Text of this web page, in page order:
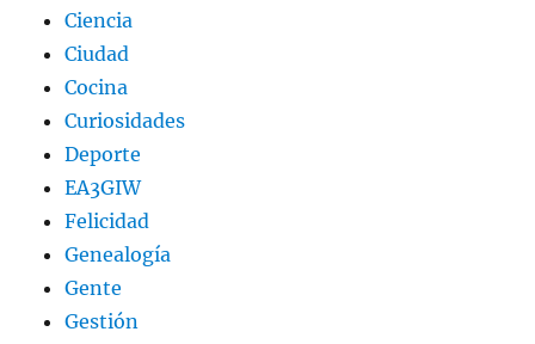
Ciencia
Ciudad
Cocina
Curiosidades
Deporte
EA3GIW
Felicidad
Genealogía
Gente
Gestión